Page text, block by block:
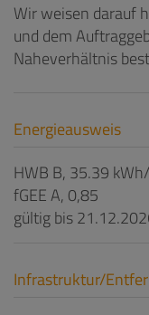
Wir weisen darauf
und dem
Naheverhältnis
Energieausweis
HWB B, 35.39
fGEEA, 0,85
gültig bis
Infrastruktur/